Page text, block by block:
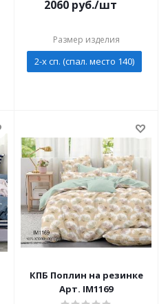
2060 руб./шт
Размер изделия
2-х сп. (спал. место 140)
КПБ Поплин на резинке
Арт. IM1169